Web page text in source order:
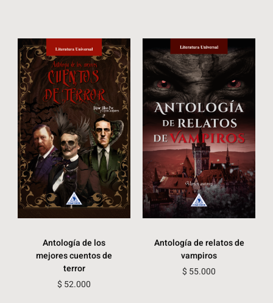
Antología de los
mejores cuentos de
terror
$ 52.000
Antología de relatos de
vampiros
$ 55.000